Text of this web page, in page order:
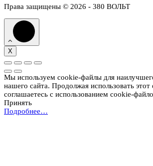
Права защищены © 2026 - 380 ВОЛЬТ
X
Мы используем cookie-файлы для
нашего сайта. Продолжая использовать этот
соглашаетесь с использованием cookie-
Принять
Подробнее…